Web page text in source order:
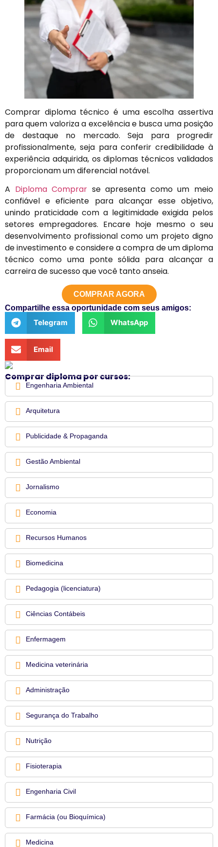
Comprar diploma técnico é uma escolha assertiva
para quem valoriza a excelência e busca uma posição
de destaque no mercado. Seja para progredir
profissionalmente, seja para conferir credibilidade à
experiência adquirida, os diplomas técnicos validados
proporcionam um diferencial notável.
A Diploma Comprar se apresenta como um meio
confiável e eficiente para alcançar esse objetivo,
unindo praticidade com a legitimidade exigida pelos
setores empregadores. Encare hoje mesmo o seu
desenvolvimento profissional como um projeto digno
de investimento e considere a compra de um diploma
técnico como uma ponte sólida para alcançar a
carreira de sucesso que você tanto anseia.
COMPRAR AGORA
Compartilhe essa oportunidade com seus amigos:
Telegram WhatsApp
Email
Comprar diploma por cursos:
Engenharia Ambiental
Arquitetura
Publicidade & Propaganda
Gestão Ambiental
Jornalismo
Economia
Recursos Humanos
Biomedicina
Pedagogia (licenciatura)
Ciências Contábeis
Enfermagem
Medicina veterinária
Administração
Segurança do Trabalho
Nutrição
Fisioterapia
Engenharia Civil
Farmácia (ou Bioquímica)
Medicina